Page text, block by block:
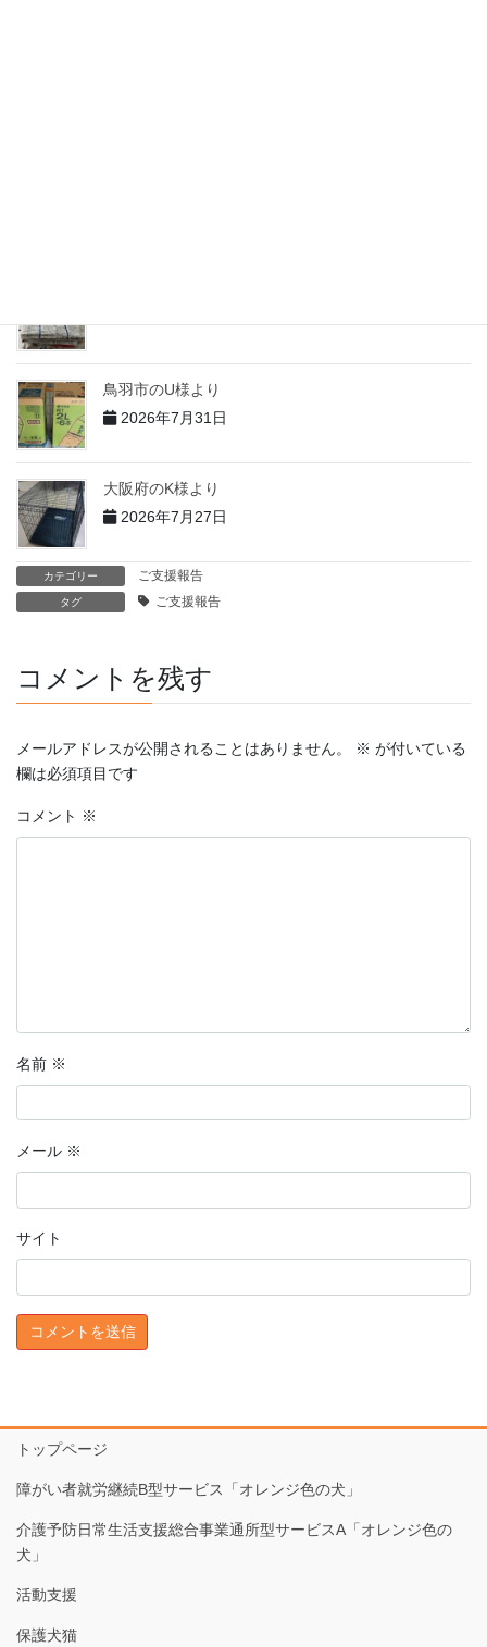
鳥羽市のU様より
2026年7月31日
大阪府のK様より
2026年7月27日
カテゴリー ご支援報告
タグ ご支援報告
コメントを残す
メールアドレスが公開されることはありません。 ※ が付いている
欄は必須項目です
コメント ※
名前 ※
メール ※
サイト
トップページ
障がい者就労継続B型サービス「オレンジ色の犬」
介護予防日常生活支援総合事業通所型サービスA「オレンジ色の
犬」
活動支援
保護犬猫